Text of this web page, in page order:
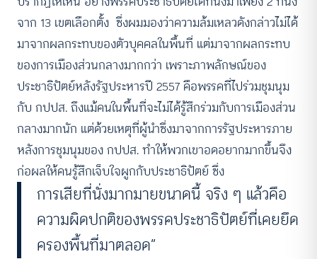
จาก 13 เขตเลือกตั้ง ซึ่งผมมองว่าความล้มเหลวดังกล่าวไม่ได้
มาจากผลกระทบของตัวบุคคลในพื้นที่ แต่มาจากผลกระทบ
ของการเมืองส่วนกลางมากกว่า เพราะภาพลักษณ์ของ
ประชาธิปัตย์หลังรัฐประหารปี 2557 คือพรรคที่ไปร่วมชุมนุม
กับ กปปส. ถึงแม้คนในพื้นที่จะไม่ได้รู้สึกร่วมกับการเมืองส่วน
กลางมากนัก แต่ด้วยเหตุที่ผู้นำซึ่งมาจากการรัฐประหารภาย
หลังการชุมนุมของ กปปส. ทำให้พวกเขาอดอยากมากขึ้นจึง
ก่อผลให้คนรู้สึกเจ็บใจผูกกับประชาธิปัตย์ ซึ่ง
การเสียที่นั่งมากมายขนาดนี้ จริง ๆ แล้วคือ
ความผิดปกติของพรรคประชาธิปัตย์ที่เคยยึด
ครองพื้นที่มาตลอด”